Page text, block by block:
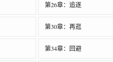
第26章：追逐
第30章：再逛
第34章：回避